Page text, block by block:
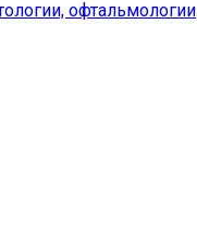
офтальмологии